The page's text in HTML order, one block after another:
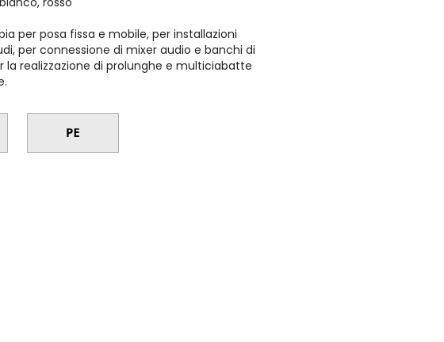
per posa fissa e mobile, per installazioni
per connessione di mixer audio e banchi di
la realizzazione di prolunghe e multiciabatte